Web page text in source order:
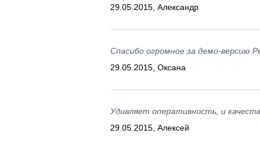
29.05.2015, Александр
Спасибо огромное за демо-версию
29.05.2015, Оксана
Удивляет оперативность, и
29.05.2015, Алексей